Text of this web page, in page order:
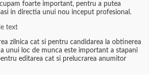
foarte important, pentru a putea
in directia unui nou inceput profesional.
text
zilnica cat si pentru candidarea la obtinerea
unui loc de munca este important a stapani
editarea cat si prelucrarea anumitor